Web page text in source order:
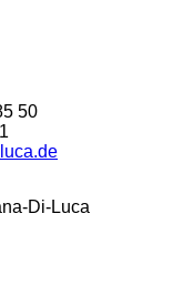
50
Di-Luca